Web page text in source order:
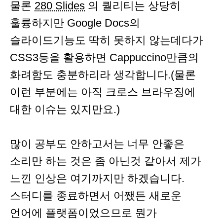
물론 280 Slides 의 퀄리티는 상당히
훌륭하지만 Google Docs의
슬라이드기능도 딱히 못하지 않는데다가
CSS3등을 활용하면 Cappuccino만큼의
화려함도 충분하리라 생각합니다.(물론
이런 부분에는 아직 크로스 브라우징에
대한 이슈는 있지만요.)
많이 공부도 안하고서는 너무 안좋은
소리만 하는 것은 좀 아닌것 같아서 제가
느낀 인상은 여기까지만 하겠습니다.
스터디를 종료하면서 어쨌든 새로운
언어에 플랫폼이었으므로 뭔가